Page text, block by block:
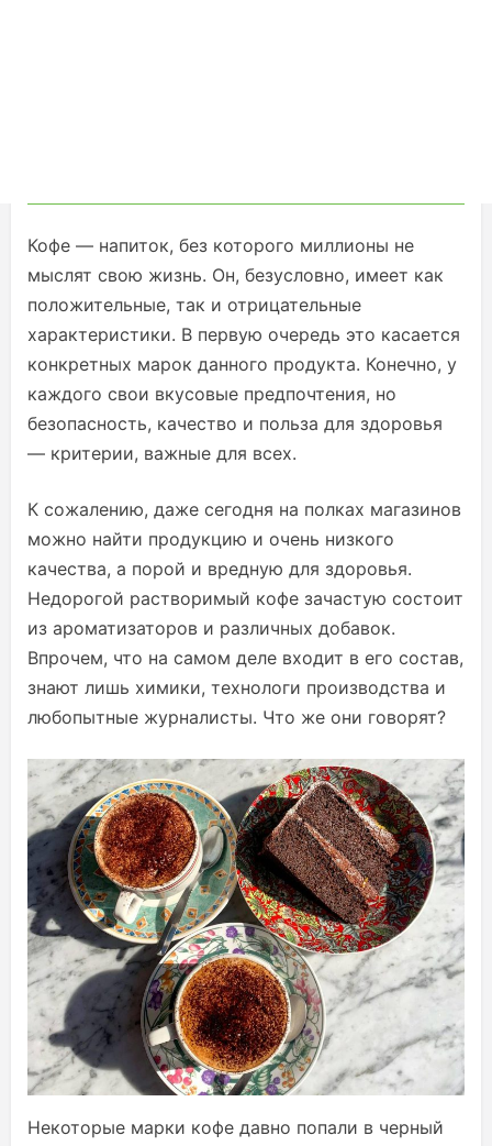
Кофе — напиток, без которого миллионы не
мыслят свою жизнь. Он, безусловно, имеет как
положительные, так и отрицательные
характеристики. В первую очередь это касается
конкретных марок данного продукта. Конечно, у
каждого свои вкусовые предпочтения, но
безопасность, качество и польза для здоровья
— критерии, важные для всех.
К сожалению, даже сегодня на полках магазинов
можно найти продукцию и очень низкого
качества, а порой и вредную для здоровья.
Недорогой растворимый кофе зачастую состоит
из ароматизаторов и различных добавок.
Впрочем, что на самом деле входит в его состав,
знают лишь химики, технологи производства и
любопытные журналисты. Что же они говорят?
Некоторые марки кофе давно попали в черный